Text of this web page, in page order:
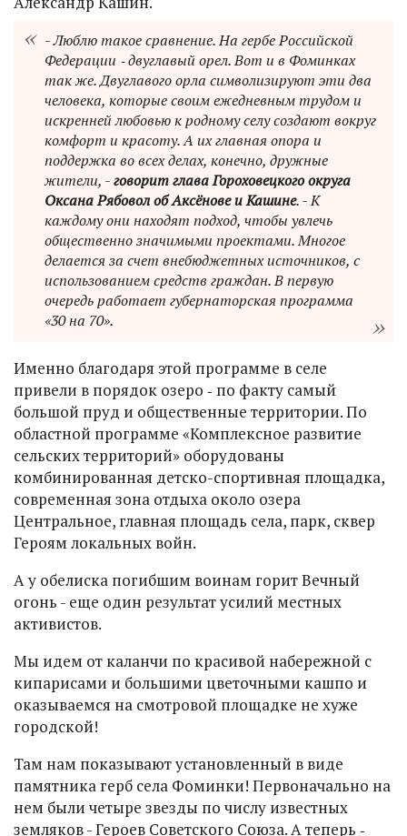
- Люблю такое сравнение. На гербе Российской
Федерации ‑ двуглавый орел. Вот и в Фоминках
так же. Двуглавого орла символизируют эти два
человека, которые своим ежедневным трудом и
искренней любовью к родному селу создают вокруг
комфорт и красоту. А их главная опора и
поддержка во всех делах, конечно, дружные
жители, -говорит глава Гороховецкого округа
Оксана Рябовол об Аксёнове и Кашине. - К
каждому они находят подход, чтобы увлечь
общественно значимыми проектами. Многое
делается за счет внебюджетных источников, с
использованием средств граждан. В первую
очередь работает губернаторская программа
«30 на 70».
Именно благодаря этой программе в селе
привели в порядок озеро ‑ по факту самый
большой пруд и общественные территории. По
областной программе «Комплексное развитие
сельских территорий» оборудованы
комбинированная детско-спортивная площадка,
современная зона отдыха около озера
Центральное, главная площадь села, парк, сквер
Героям локальных войн.
А у обелиска погибшим воинам горит Вечный
огонь - еще один результат усилий местных
активистов.
Мы идем от каланчи по красивой набережной с
кипарисами и большими цветочными кашпо и
оказываемся на смотровой площадке не хуже
городской!
Там нам показывают установленный в виде
памятника герб села Фоминки! Первоначально на
нем были четыре звезды по числу известных
земляков - Героев Советского Союза. А теперь ‑